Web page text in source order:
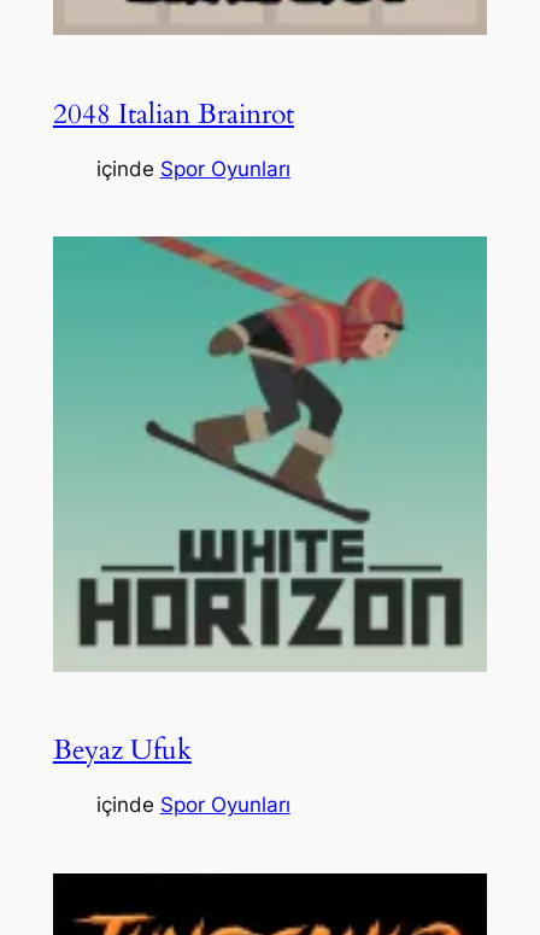
2048 Italian Brainrot
içinde Spor Oyunları
Beyaz Ufuk
içinde Spor Oyunları